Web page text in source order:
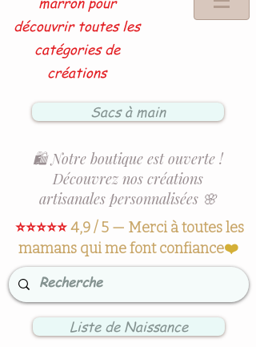
découvrir toutes les
catégories de
créations
Sacs à main
🛍️ Notre boutique est ouverte !
Découvrez nos créations
artisanales personnalisées 🌸
⭐⭐⭐⭐⭐4,9 / 5 — Merci à toutes les
mamans qui me font confiance❤️
Liste de Naissance